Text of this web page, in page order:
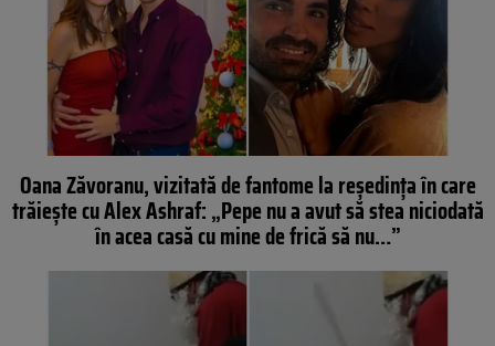
Oana Zăvoranu, vizitată de fantome la reşedinţa în care
trăieşte cu Alex Ashraf: „Pepe nu a avut să stea niciodată
în acea casă cu mine de frică să nu…”